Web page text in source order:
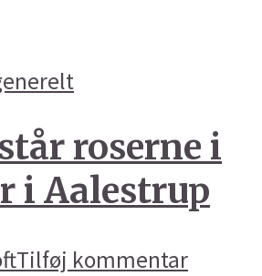
roserne i
i Aalestrup
Tilføj kommentar